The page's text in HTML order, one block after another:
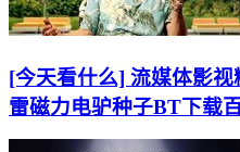
[今天看什么] 流媒体影
雷磁力电驴种子BT下载